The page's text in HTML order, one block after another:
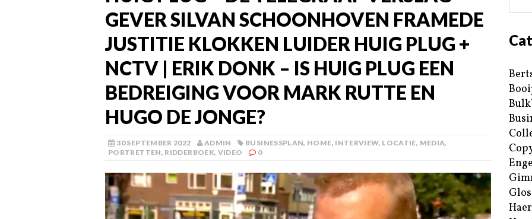
GEVER SILVAN SCHOONHOVEN FRAMEDE
JUSTITIE KLOKKEN LUIDER HUIG PLUG +
NCTV | ERIK DONK – IS HUIG PLUG EEN
BEDREIGING VOOR MARK RUTTE EN
HUGO DE JONGE?
30 SEPTEMBER 2022 ADMIN BUSINESSPLAN, HOME, INTERVIEW, LOCATIE, MEDIA,
PORTRETTEN, RIDDERBOEK, VIDEO 0